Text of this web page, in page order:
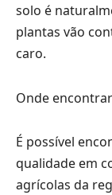
solo é
plantas vão
caro.
Onde
É possível
qualidade em
agrícolas da